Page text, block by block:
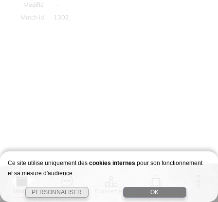
Modifié
—
Match id
1302
Match Story Classement Stages
Ce site utilise uniquement des cookies internes pour son fonctionnement
et sa mesure d'audience.
PERSONNALISER OK